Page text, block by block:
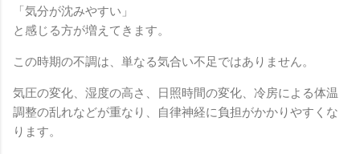
「気分が沈みやすい」
と感じる方が増えてきます。
この時期の不調は、単なる気合い不足ではありません。
気圧の変化、湿度の高さ、日照時間の変化、冷房による体温
調整の乱れなどが重なり、自律神経に負担がかかりやすくな
ります。